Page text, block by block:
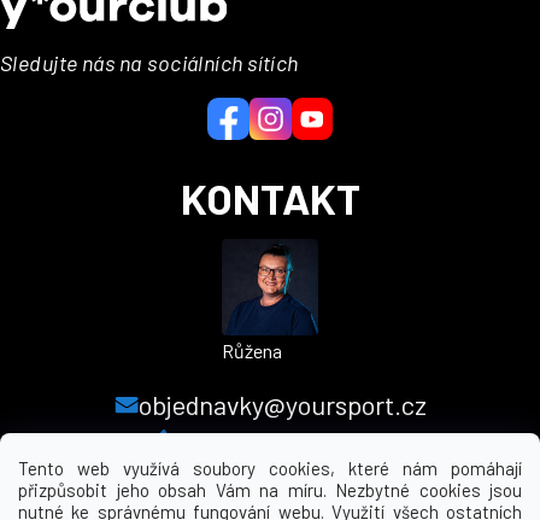
Tento web využívá soubory cookies, které nám pomáhají
přizpůsobit jeho obsah Vám na míru. Nezbytné cookies jsou
nutné ke správnému fungování webu. Využití všech ostatních
p
a
Sledujte nás na sociálních sítích
KONTAKT
Růžena
objednavky@yoursport.cz
+420 224 250 000